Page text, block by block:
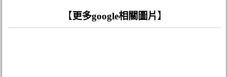
【 更多google相關圖片 】